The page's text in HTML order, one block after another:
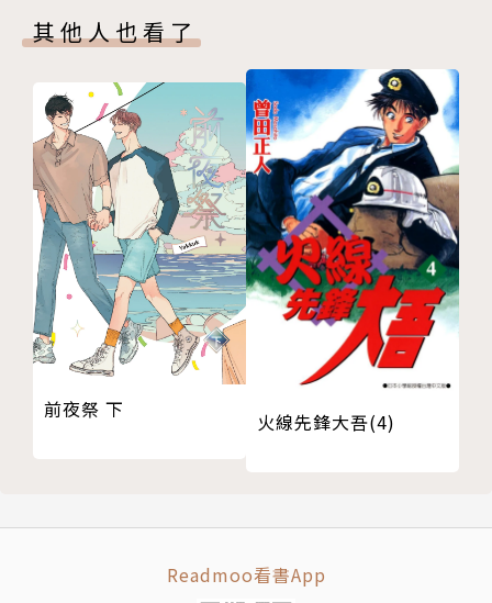
其他人也看了
前夜祭 下 火線先鋒大吾(4)
Readmoo看書App